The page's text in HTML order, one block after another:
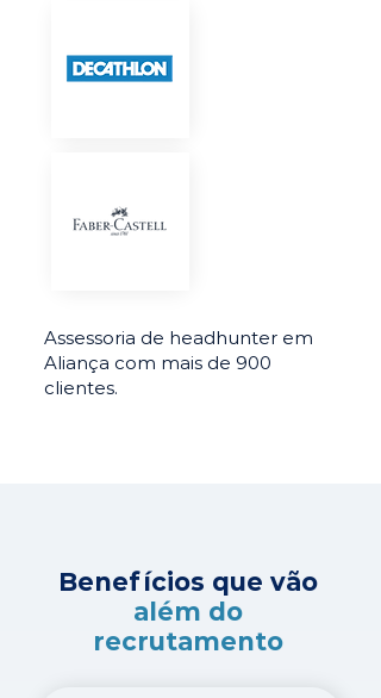
Assessoria de headhunter em
Aliança com mais de 900
clientes.
Benefícios que vão
além do
recrutamento